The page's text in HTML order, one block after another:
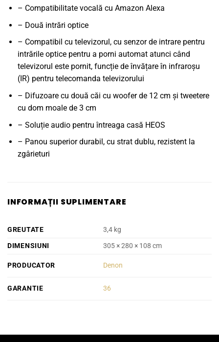
– Compatibilitate vocală cu Amazon Alexa
– Două intrări optice
– Compatibil cu televizorul, cu senzor de intrare pentru
intrările optice pentru a porni automat atunci când
televizorul este pornit, funcție de învățare în infraroșu
(IR) pentru telecomanda televizorului
– Difuzoare cu două căi cu woofer de 12 cm și tweetere
cu dom moale de 3 cm
– Soluție audio pentru întreaga casă HEOS
– Panou superior durabil, cu strat dublu, rezistent la
zgârieturi
INFORMAȚII SUPLIMENTARE
GREUTATE
3,4 kg
DIMENSIUNI
305 × 280 × 108 cm
PRODUCATOR Denon
GARANTIE 36